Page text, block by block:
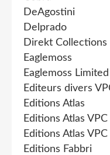
DeAgostini
Delprado
Direkt Collections
Eaglemoss
Eaglemoss
Editeurs divers
Editions Atlas
Editions Atlas VPC
Editions Atlas VPC
Editions Fabbri